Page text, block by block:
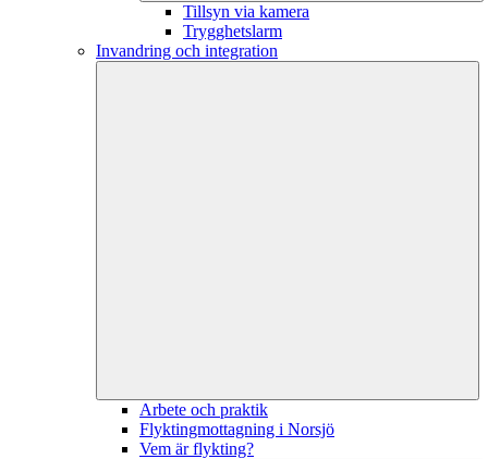
Tillsyn via kamera
Trygghetslarm
Invandring och integration
Arbete och praktik
Flyktingmottagning i Norsjö
Vem är flykting?